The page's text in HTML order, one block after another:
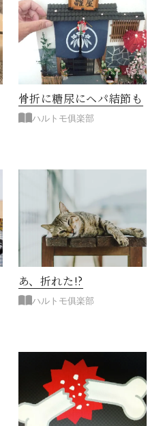
骨折に糖尿にヘパ結節も
ハルトモ俱楽部
あ、折れた!?
ハルトモ俱楽部